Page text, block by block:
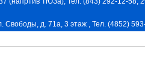
Свободы, д. 71a, 3 этаж , Тел. (4852)